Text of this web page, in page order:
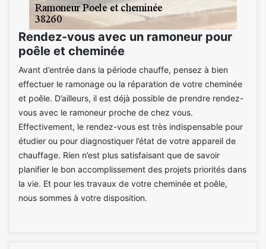
Rendez-vous avec un ramoneur pour
poêle et cheminée
Avant d’entrée dans la période chauffe, pensez à bien
effectuer le ramonage ou la réparation de votre cheminée
et poêle. D’ailleurs, il est déjà possible de prendre rendez-
vous avec le ramoneur proche de chez vous.
Effectivement, le rendez-vous est très indispensable pour
étudier ou pour diagnostiquer l’état de votre appareil de
chauffage. Rien n’est plus satisfaisant que de savoir
planifier le bon accomplissement des projets priorités dans
la vie. Et pour les travaux de votre cheminée et poêle,
nous sommes à votre disposition.